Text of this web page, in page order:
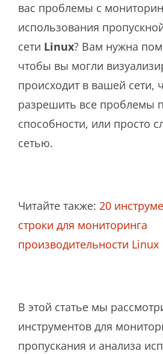
вас проблемы с
использования
сети Linux? Вам нужна
чтобы вы могли
происходит в вашей сети,
разрешить все проблемы
способности, или просто
сетью.
Читайте также: 20
строки для мониторинга
производительности Linux
В этой статье мы
инструментов для
пропускания и анализа